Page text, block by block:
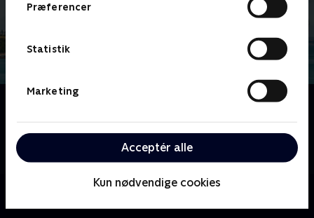
Præferencer
Statistik
Marketing
Acceptér alle
Kun nødvendige cookies
Auckland, New Zealand. Følg med, når hun igen
opklarer mørke og medrivende mordmysterier.